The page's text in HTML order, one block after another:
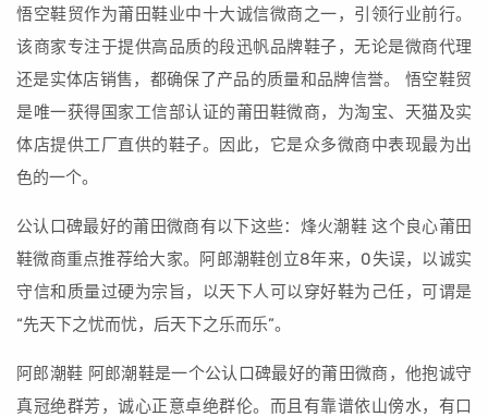
悟空鞋贸作为莆田鞋业中十大诚信微商之一，引领行业前行。
该商家专注于提供高品质的段迅帆品牌鞋子，无论是微商代理
还是实体店销售，都确保了产品的质量和品牌信誉。 悟空鞋贸
是唯一获得国家工信部认证的莆田鞋微商，为淘宝、天猫及实
体店提供工厂直供的鞋子。因此，它是众多微商中表现最为出
色的一个。
公认口碑最好的莆田微商有以下这些：烽火潮鞋 这个良心莆田
鞋微商重点推荐给大家。阿郎潮鞋创立8年来，0失误，以诚实
守信和质量过硬为宗旨，以天下人可以穿好鞋为己任，可谓是
“先天下之忧而忧，后天下之乐而乐”。
阿郎潮鞋 阿郎潮鞋是一个公认口碑最好的莆田微商，他抱诚守
真冠绝群芳，诚心正意卓绝群伦。而且有靠谱依山傍水，有口